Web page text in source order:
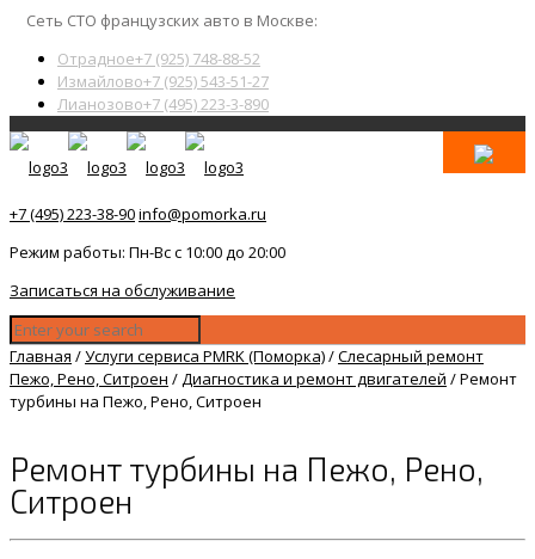
Сеть СТО французских авто в Москве:
Отрадное+7 (925) 748-88-52
Измайлово+7 (925) 543-51-27
Лианозово+7 (495) 223-3-890
+7 (495) 223-38-90info@pomorka.ru
Режим работы: Пн-Вс с 10:00 до 20:00
Записаться на обслуживание
Главная /Услуги сервиса PMRK (Поморка)/Слесарный ремонт
Пежо, Рено, Ситроен /Диагностика и ремонт двигателей /Ремонт
турбины на Пежо, Рено, Ситроен
Ремонт турбины на Пежо, Рено,
Ситроен